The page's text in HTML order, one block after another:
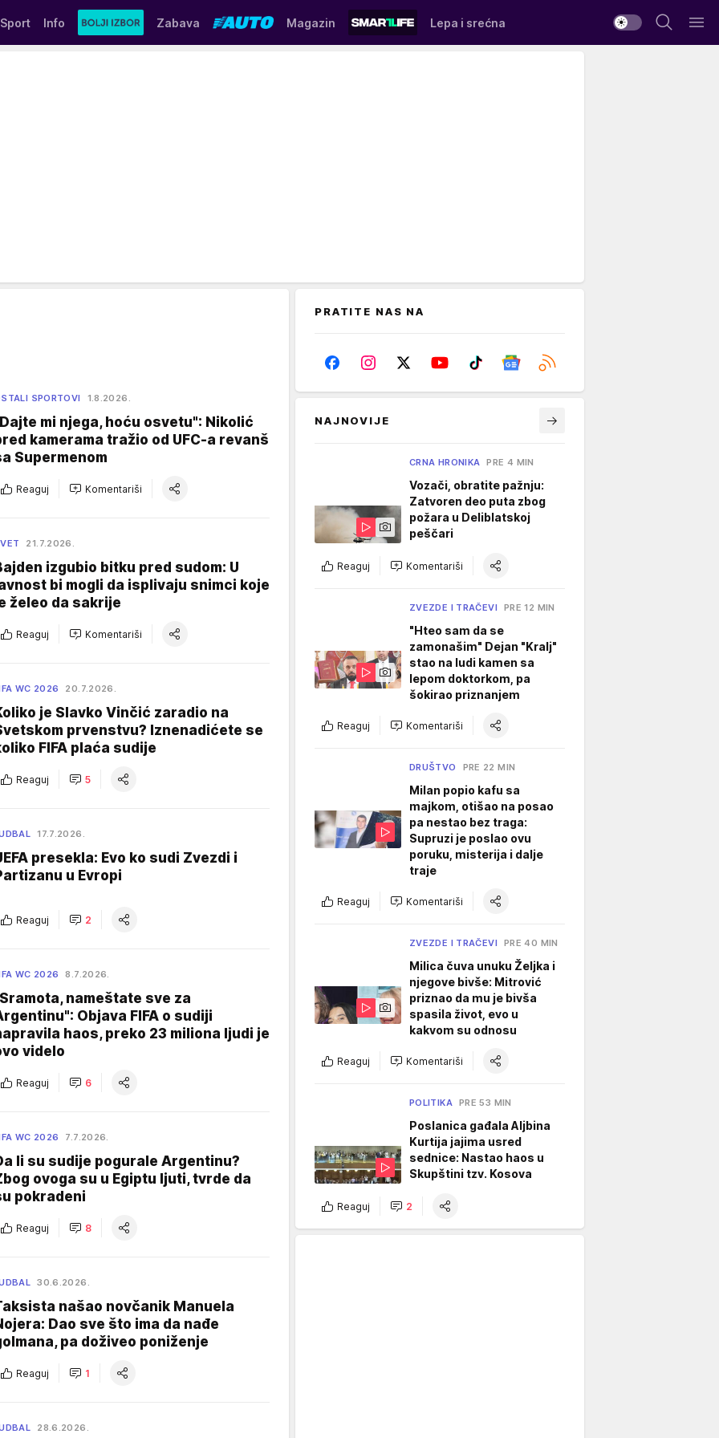
Sport Info Zabava Magazin Lepa i srećna
SPORTOVI 1.8.2026.
mi njega, hoću osvetu": Nikolić
kamerama tražio od UFC-a revanš
Supermenom
Reaguj Komentariši
21.7.2026.
izgubio bitku pred sudom: U
bi mogli da isplivaju snimci koje
želeo da sakrije
Reaguj Komentariši
WC 2026 20.7.2026.
je Slavko Vinčić zaradio na
prvenstvu? Iznenadićete se
FIFA plaća sudije
Reaguj 5
17.7.2026.
presekla: Evo ko sudi Zvezdi i
u Evropi
Reaguj 2
WC 2026 8.7.2026.
nameštate sve za
Objava FIFA o sudiji
haos, preko 23 miliona ljudi je
videlo
Reaguj 6
WC 2026 7.7.2026.
li su sudije pogurale Argentinu?
ovoga su u Egiptu ljuti, tvrde da
pokradeni
Reaguj 8
30.6.2026.
našao novčanik Manuela
Dao sve što ima da nađe
pa doživeo poniženje
Reaguj 1
28.6.2026.
PRATITE NAS NA
NAJNOVIJE
CRNA HRONIKA PRE 4 MIN
Vozači, obratite pažnju:
Zatvoren deo puta zbog
požara u Deliblatskoj
peščari
Reaguj Komentariši
ZVEZDE I TRAČEVI PRE 12 MIN
"Hteo sam da se
zamonašim" Dejan "Kralj"
stao na ludi kamen sa
lepom doktorkom, pa
šokirao priznanjem
Reaguj Komentariši
DRUŠTVO PRE 22 MIN
Milan popio kafu sa
majkom, otišao na posao
pa nestao bez traga:
Supruzi je poslao ovu
poruku, misterija i dalje
traje
Reaguj Komentariši
ZVEZDE I TRAČEVI PRE 40 MIN
Milica čuva unuku Željka i
njegove bivše: Mitrović
priznao da mu je bivša
spasila život, evo u
kakvom su odnosu
Reaguj Komentariši
POLITIKA PRE 53 MIN
Poslanica gađala Aljbina
Kurtija jajima usred
sednice: Nastao haos u
Skupštini tzv. Kosova
Reaguj 2